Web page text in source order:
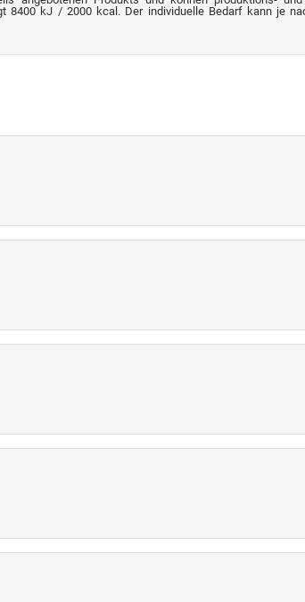
8400 kJ / 2000 kcal. Der individuelle Bedarf kann je